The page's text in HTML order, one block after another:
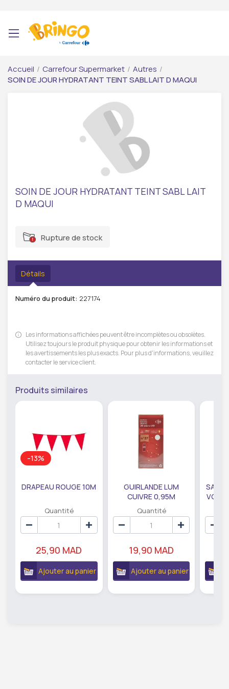
Accueil / Carrefour Supermarket / Autres /
SOIN DE JOUR HYDRATANT TEINT SABL LAIT D MAQUI
SOIN DE JOUR HYDRATANT TEINT SABL LAIT
D MAQUI
Rupture de stock
Détails
Numéro du produit: 227174
Les informations affichées peuvent être incomplètes ou obsolètes.
Utilisez toujours le produit physique pour obtenir les informations et
les avertissements les plus exacts. Pour plus d'informations, veuillez
contacter le service client.
Produits similaires
-13%
DRAPEAU ROUGE 10M
Quantité
25,90 MAD
Ajouter au panier
GUIRLANDE LUM
CUIVRE 0,95M
DE79207
Quantité
19,90 MAD
Ajouter au panier